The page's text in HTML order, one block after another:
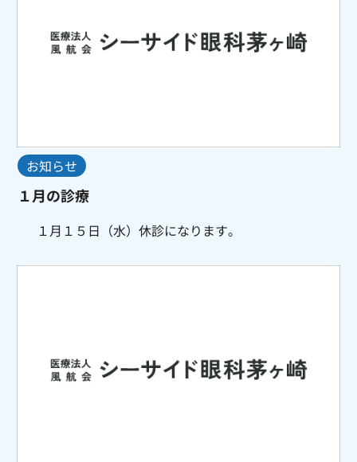
お知らせ
１月の診療
１月１５日（水）休診になります。